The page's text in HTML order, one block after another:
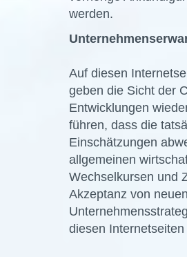
werden.
Auf diesen
geben die Sicht der
Entwicklungen
führen, dass die
Einschätzungen
allgemeinen
Wechselkursen und
Akzeptanz von
diesen